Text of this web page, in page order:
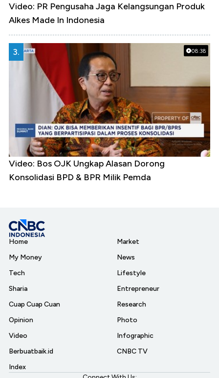
Video: PR Pengusaha Jaga Kelangsungan Produk
Alkes Made In Indonesia
08:38
3.
Video: Bos OJK Ungkap Alasan Dorong
Konsolidasi BPD & BPR Milik Pemda
Home
My Money
Tech
Sharia
Cuap Cuap Cuan
Opinion
Video
Berbuatbaik.id
Index
Market
News
Lifestyle
Entrepreneur
Research
Photo
Infographic
CNBC TV